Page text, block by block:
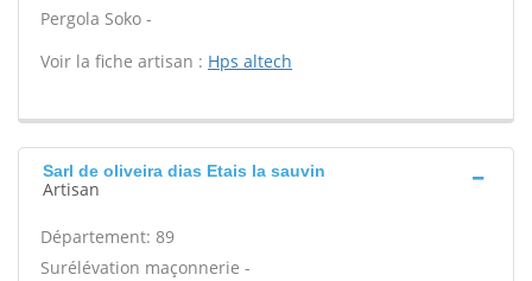
Pergola Soko -
Voir la fiche artisan : Hps altech
Sarl de oliveira dias Etais la sauvin
Artisan
Département: 89
Surélévation maçonnerie -